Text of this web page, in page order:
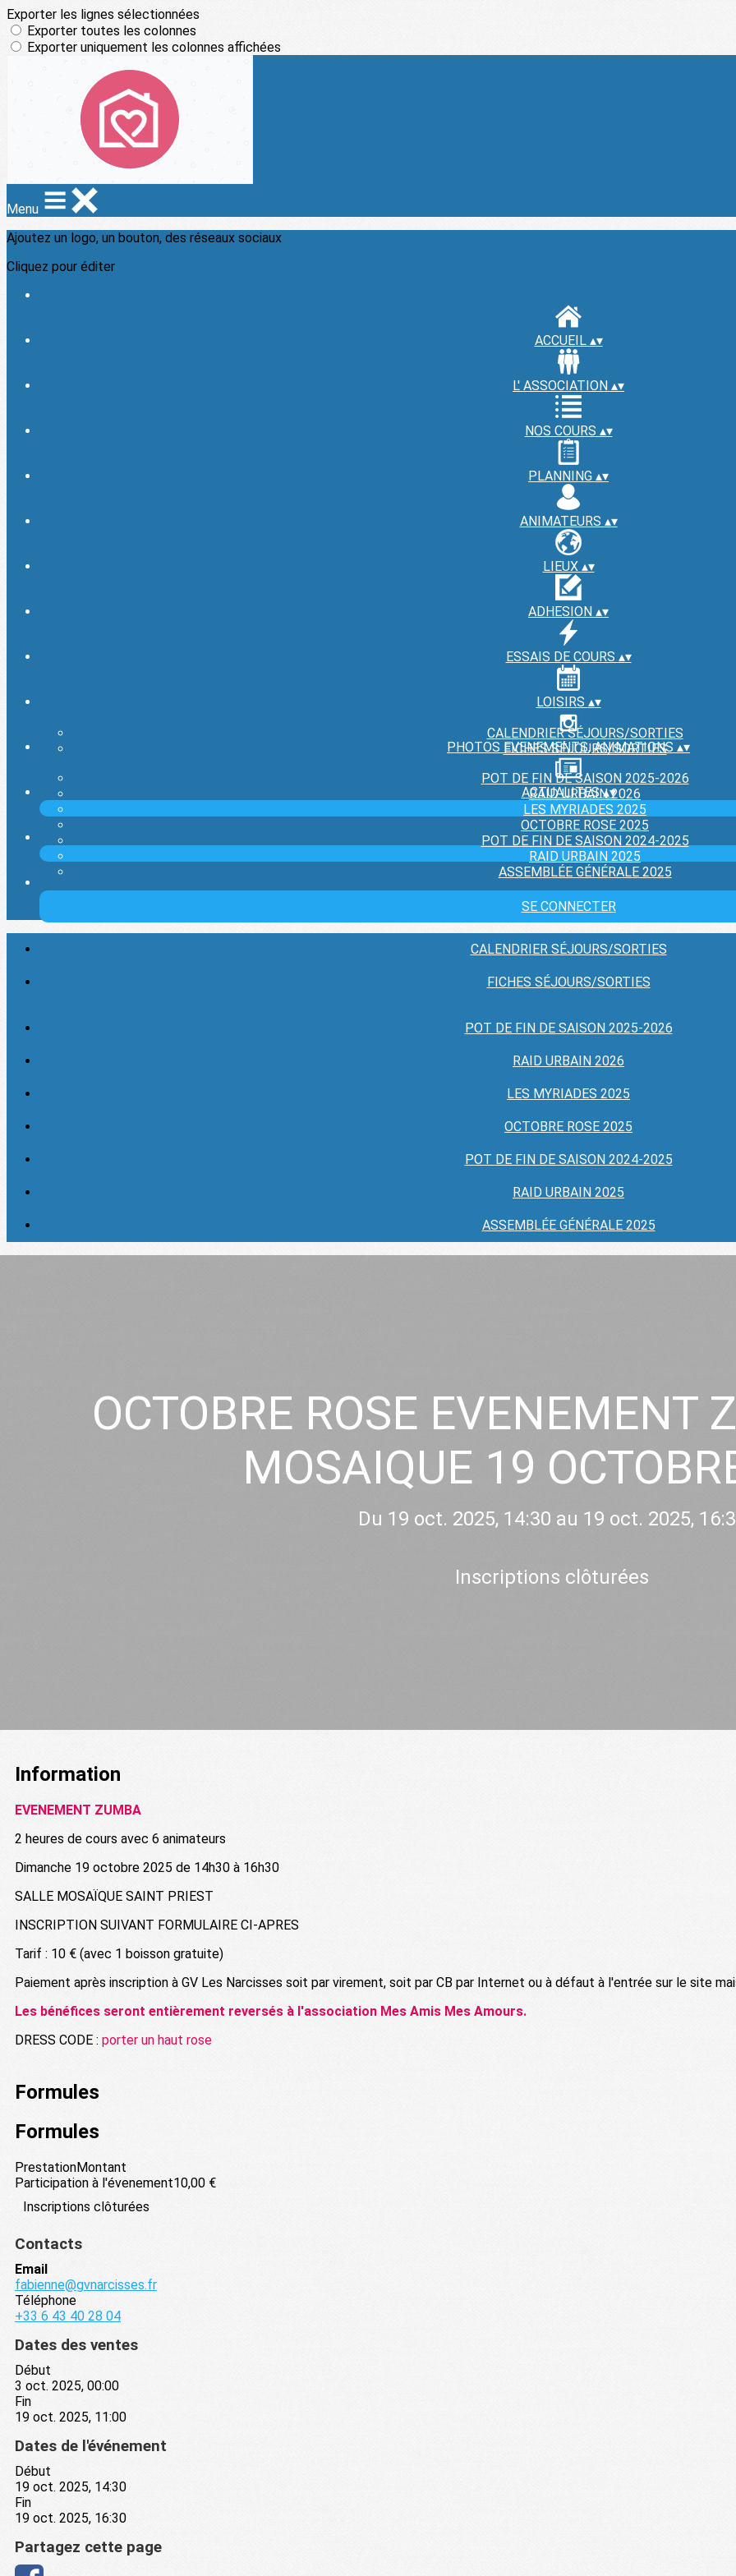
Exporter les lignes sélectionnées
Exporter toutes les colonnes
Exporter uniquement les colonnes affichées
Menu
Ajoutez un logo, un bouton, des réseaux sociaux
Cliquez pour éditer
ACCUEIL ▴▾
L' ASSOCIATION ▴▾
NOS COURS ▴▾
PLANNING ▴▾
ANIMATEURS ▴▾
LIEUX ▴▾
ADHESION ▴▾
ESSAIS DE COURS ▴▾
LOISIRS ▴▾
CALENDRIER SÉJOURS/SORTIES
FICHES SÉJOURS/SORTIES
PHOTOS EVENEMENTS, ANIMATIONS ▴▾
POT DE FIN DE SAISON 2025-2026
RAID URBAIN 2026
LES MYRIADES 2025
OCTOBRE ROSE 2025
POT DE FIN DE SAISON 2024-2025
RAID URBAIN 2025
ASSEMBLÉE GÉNÉRALE 2025
ACTUALITES▴▾
SE CONNECTER
CALENDRIER SÉJOURS/SORTIES
FICHES SÉJOURS/SORTIES
POT DE FIN DE SAISON 2025-2026
RAID URBAIN 2026
LES MYRIADES 2025
OCTOBRE ROSE 2025
POT DE FIN DE SAISON 2024-2025
RAID URBAIN 2025
ASSEMBLÉE GÉNÉRALE 2025
OCTOBRE ROSE EVENEMENT
MOSAIQUE 19
Du 19 oct. 2025, 14:30 au 19 oct. 2025,
Inscriptions clôturées
Information
EVENEMENT ZUMBA
2 heures de cours avec 6 animateurs
Dimanche 19 octobre 2025 de 14h30 à 16h30
SALLE MOSAÏQUE SAINT PRIEST
INSCRIPTION SUIVANT FORMULAIRE CI-APRES
Tarif : 10 € (avec 1 boisson gratuite)
Paiement après inscription à GV Les Narcisses soit par virement, soit par CB par Internet ou à défaut à l'entrée sur le site
Les bénéfices seront entièrement reversés à l'association Mes Amis Mes Amours.
DRESS CODE : porter un haut rose
Formules
Formules
PrestationMontant
Participation à l'évenement10,00 €
Inscriptions clôturées
Contacts
Email
fabienne@gvnarcisses.fr
Téléphone
+33 6 43 40 28 04
Dates des ventes
Début
3 oct. 2025, 00:00
Fin
19 oct. 2025, 11:00
Dates de l'événement
Début
19 oct. 2025, 14:30
Fin
19 oct. 2025, 16:30
Partagez cette page